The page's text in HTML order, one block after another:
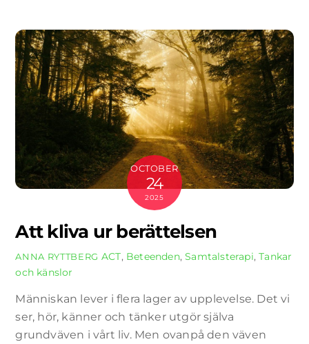
OCTOBER
24
2025
Att kliva ur berättelsen
ANNA RYTTBERG ACT, Beteenden,Samtalsterapi,Tankar
och känslor
Människan lever i flera lager av upplevelse. Det vi
ser, hör, känner och tänker utgör själva
grundväven i vårt liv. Men ovanpå den väven